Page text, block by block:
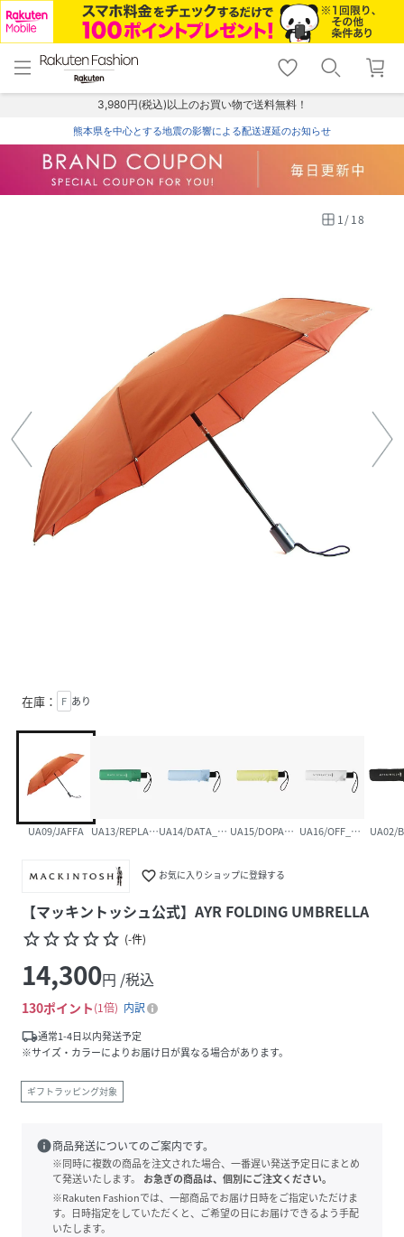
menu home
トップ
shopping_cart lock_outline
ログイン
3,980円(税込)以上のお買い物で送料無料！
熊本県を中心とする地震の影響による配送遅延のお知らせ
1/18
在庫： F あり
UA09/JAFFA UA13/REPLAY_GREENUA14/DATA_SKYUA15/DOPAMINE_YELLOW
UA16/OFF_WHITEUA02/
favorite_border お気に入りショップに登録する
【マッキントッシュ公式】AYR FOLDING UMBRELLA
star_borderstar_borderstar_borderstar_borderstar_border (-件)
14,300円 /税込
130ポイント 1倍
内訳
local_shipping通常1-4日以内発送予定
※サイズ・カラーによりお届け日が異なる場合があります。
ギフトラッピング対象
info商品発送についてのご案内です。
※同時に複数の商品を注文された場合、一番遅い発送予定日にまとめ
て発送いたします。
お急ぎの商品は、個別にご注文ください。
※Rakuten Fashionでは、一部商品でお届け日時をご指定いただけま
す。日時指定をしていただくと、ご希望の日にお届けできるよう手配
いたします。